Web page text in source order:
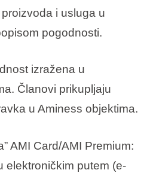
proizvoda i usluga u
pogodnosti.
izražena u
Članovi prikupljaju
u Aminess objektima.
AMI Card/AMI Premium:
elektroničkim putem (e-